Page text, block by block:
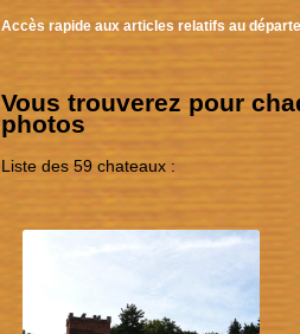
Accès rapide aux articles relatifs au
Vous trouverez pour
photos
Liste des 59 chateaux :